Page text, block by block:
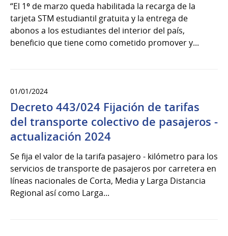
“El 1º de marzo queda habilitada la recarga de la
tarjeta STM estudiantil gratuita y la entrega de
abonos a los estudiantes del interior del país,
beneficio que tiene como cometido promover y...
01/01/2024
Decreto 443/024 Fijación de tarifas
del transporte colectivo de pasajeros -
actualización 2024
Se fija el valor de la tarifa pasajero - kilómetro para los
servicios de transporte de pasajeros por carretera en
líneas nacionales de Corta, Media y Larga Distancia
Regional así como Larga...